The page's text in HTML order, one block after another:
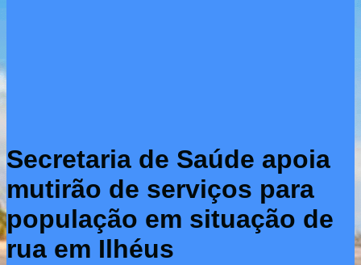
Secretaria de Saúde apoia
mutirão de serviços para
população em situação de
rua em Ilhéus